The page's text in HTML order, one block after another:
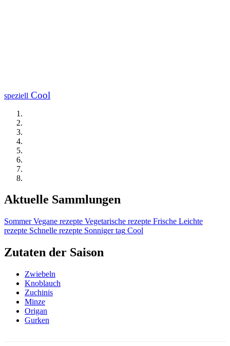
speziell Cool
Aktuelle Sammlungen
Sommer Vegane rezepte Vegetarische rezepte Frische Leichte
rezepte Schnelle rezepte Sonniger tag Cool
Zutaten der Saison
Zwiebeln
Knoblauch
Zuchinis
Minze
Origan
Gurken